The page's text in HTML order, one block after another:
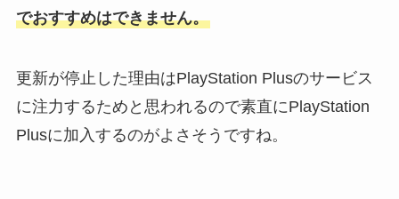
でおすすめはできません。
更新が停止した理由はPlayStation Plusのサービス
に注力するためと思われるので素直にPlayStation
Plusに加入するのがよさそうですね。